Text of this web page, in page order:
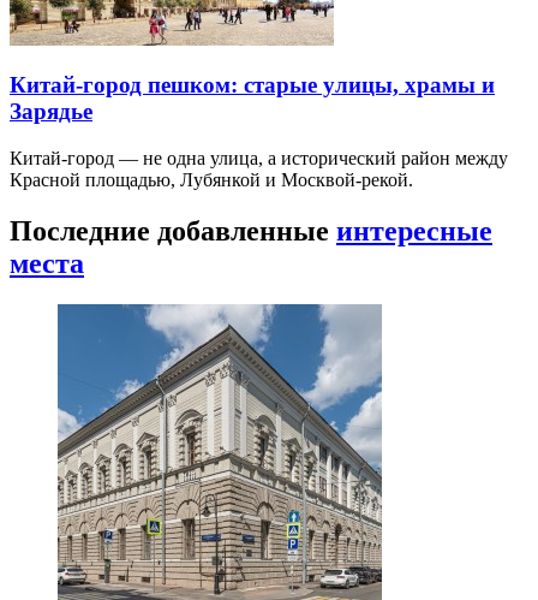
Китай-город пешком: старые улицы, храмы и
Зарядье
Китай-город — не одна улица, а исторический район между
Красной площадью, Лубянкой и Москвой-рекой.
Последние добавленные интересные
места